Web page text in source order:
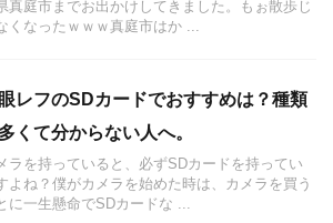
真庭市までお出かけしてきました。もぉ散歩じ
くなったｗｗｗ真庭市はか ...
レフのSDカードでおすすめは？種類
くて分からない人へ。
ラを持っていると、必ずSDカードを持ってい
よね？僕がカメラを始めた時は、カメラを買う
に一生懸命でSDカードな ...